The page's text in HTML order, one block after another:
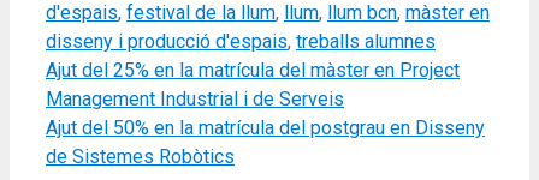
d'espais, festival de la llum, llum, llum bcn, màster en
disseny i producció d'espais, treballs alumnes
Ajut del 25% en la matrícula del màster en Project
Management Industrial i de Serveis
Ajut del 50% en la matrícula del postgrau en Disseny
de Sistemes Robòtics